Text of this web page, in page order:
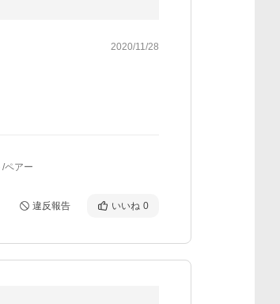
2020/11/28
ペアー
違反報告 いいね 0